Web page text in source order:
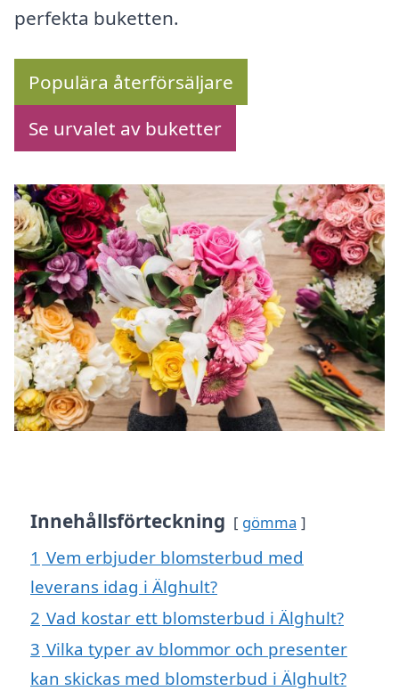
perfekta buketten.
Populära återförsäljare
Se urvalet av buketter
Innehållsförteckning gömma
1 Vem erbjuder blomsterbud med
leverans idag i Älghult?
2 Vad kostar ett blomsterbud i Älghult?
3 Vilka typer av blommor och presenter
kan skickas med blomsterbud i Älghult?